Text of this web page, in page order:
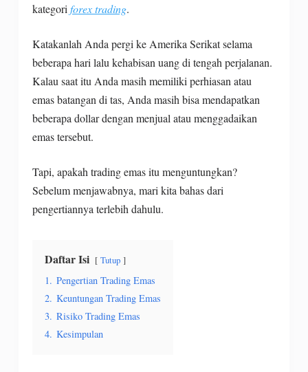
kategori forex trading.
Katakanlah Anda pergi ke Amerika Serikat selama
beberapa hari lalu kehabisan uang di tengah perjalanan.
Kalau saat itu Anda masih memiliki perhiasan atau
emas batangan di tas, Anda masih bisa mendapatkan
beberapa dollar dengan menjual atau menggadaikan
emas tersebut.
Tapi, apakah trading emas itu menguntungkan?
Sebelum menjawabnya, mari kita bahas dari
pengertiannya terlebih dahulu.
Daftar Isi Tutup
1. Pengertian Trading Emas
2. Keuntungan Trading Emas
3. Risiko Trading Emas
4. Kesimpulan